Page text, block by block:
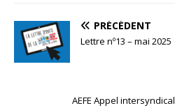
PRÉCÉDENT
Lettre nº13 – mai 2025
AEFEAppel intersyndical